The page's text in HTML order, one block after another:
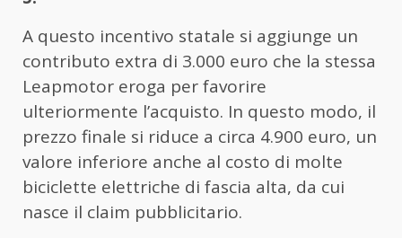
A questo incentivo statale si aggiunge un
contributo extra di 3.000 euro che la stessa
Leapmotor eroga per favorire
ulteriormente l’acquisto. In questo modo, il
prezzo finale si riduce a circa 4.900 euro, un
valore inferiore anche al costo di molte
biciclette elettriche di fascia alta, da cui
nasce il claim pubblicitario.